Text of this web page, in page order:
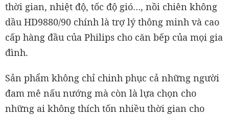
thời gian, nhiệt độ, tốc độ gió…, nồi chiên không
dầu HD9880/90 chính là trợ lý thông minh và cao
cấp hàng đầu của Philips cho căn bếp của mọi gia
đình.
Sản phẩm không chỉ chinh phục cả những người
đam mê nấu nướng mà còn là lựa chọn cho
những ai không thích tốn nhiều thời gian cho